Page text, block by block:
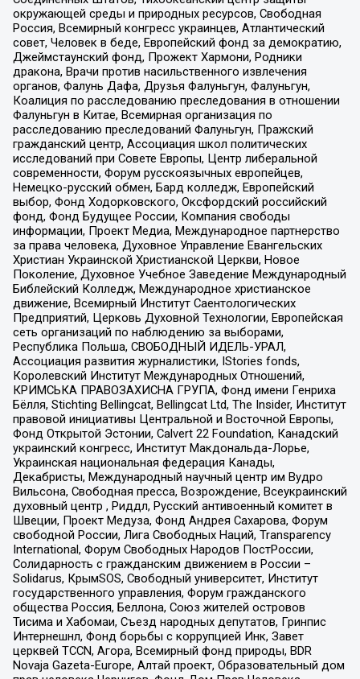
окружающей среды и природных ресурсов, Свободная
Россия, Всемирный конгресс украинцев, Атлантический
совет, Человек в беде, Европейский фонд за демократию,
Джеймстаунский фонд, Прожект Хармони, Родники
дракона, Врачи против насильственного извлечения
органов, Фалунь Дафа, Друзья Фалуньгун, Фалуньгун,
Коалиция по расследованию преследования в отношении
Фалуньгун в Китае, Всемирная организация по
расследованию преследований Фалуньгун, Пражский
гражданский центр, Ассоциация школ политических
исследований при Совете Европы, Центр либеральной
современности, Форум русскоязычных европейцев,
Немецко-русский обмен, Бард колледж, Европейский
выбор, Фонд Ходорковского, Оксфордский российский
фонд, Фонд Будущее России, Компания свободы
информации, Проект Медиа, Международное партнерство
за права человека, Духовное Управление Евангельских
Христиан Украинской Христианской Церкви, Новое
Поколение, Духовное Учебное Заведение Международный
Библейский Колледж, Международное христианское
движение, Всемирный Институт Саентологических
Предприятий, Церковь Духовной Технологии, Европейская
сеть организаций по наблюдению за выборами,
Республика Польша, СВОБОДНЫЙ ИДЕЛЬ-УРАЛ,
Ассоциация развития журналистики, IStories fonds,
Королевский Институт Международных Отношений,
КРИМСЬКА ПРАВОЗАХИСНА ГРУПА, Фонд имени Генриха
Бёлля, Stichting Bellingcat, Bellingcat Ltd, The Insider, Институт
правовой инициативы Центральной и Восточной Европы,
Фонд Открытой Эстонии, Calvert 22 Foundation, Канадский
украинский конгресс, Институт Макдональда-Лорье,
Украинская национальная федерация Канады,
Декабристы, Международный научный центр им Вудро
Вильсона, Свободная пресса, Возрождение, Всеукраинский
духовный центр , Риддл, Русский антивоенный комитет в
Швеции, Проект Медуза, Фонд Андрея Сахарова, Форум
свободной России, Лига Свободных Наций, Transparеncy
International, Форум Свободных Народов ПостРоссии,
Солидарность с гражданским движением в России –
Solidarus, КрымSOS, Свободный университет, Институт
государственного управления, Форум гражданского
общества Россия, Беллона, Союз жителей островов
Тисима и Хабомаи, Съезд народных депутатов, Гринпис
Интернешнл, Фонд борьбы с коррупцией Инк, Завет
церквей TCCN, Агора, Всемирный фонд природы, BDR
Novaja Gazeta-Europe, Алтай проект, Образовательный дом